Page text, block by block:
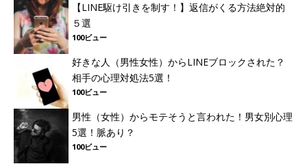
【LINE駆け引きを制す！】返信がくる方法絶対的
５選
100ビュー
好きな人（男性女性）からLINEブロックされた？
相手の心理対処法5選！
100ビュー
男性（女性）からモテそうと言われた！男女別心理
5選！脈あり？
100ビュー